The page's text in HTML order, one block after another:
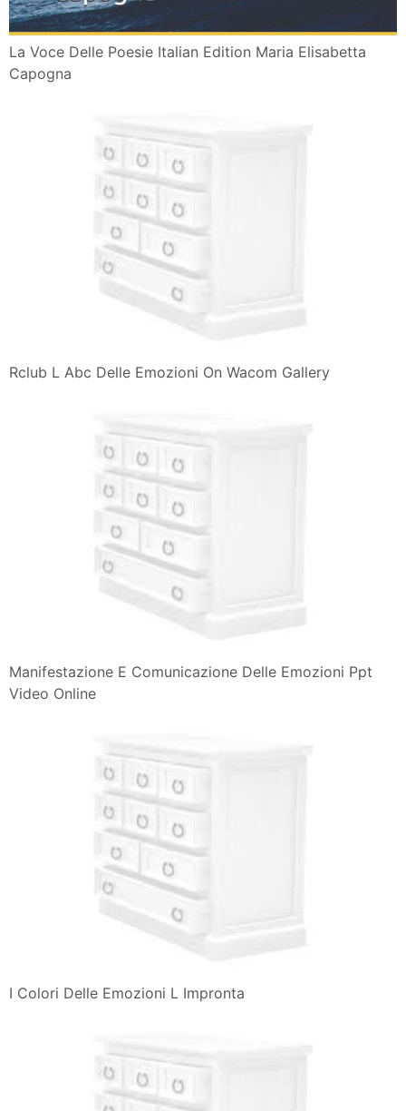
La Voce Delle Poesie Italian Edition Maria Elisabetta
Capogna
Rclub L Abc Delle Emozioni On Wacom Gallery
Manifestazione E Comunicazione Delle Emozioni Ppt
Video Online
I Colori Delle Emozioni L Impronta